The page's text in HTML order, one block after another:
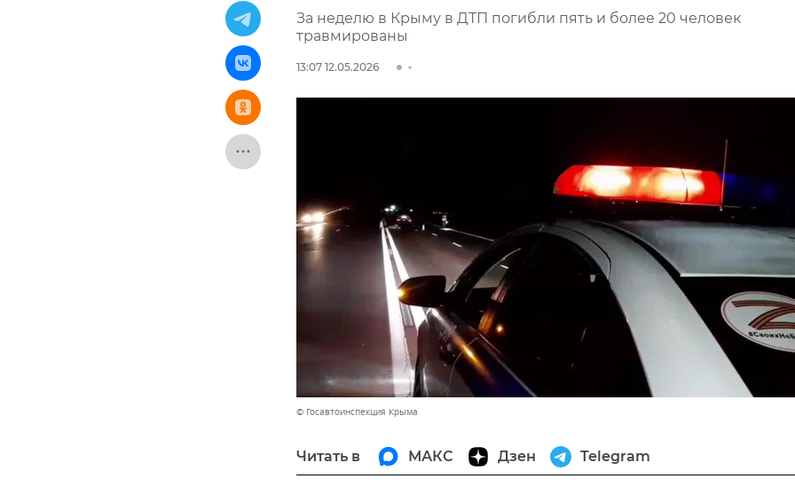
За неделю в Крыму в ДТП погибли пять и более 20 человек
травмированы
13:07 12.05.2026
© Госавтоинспекция Крыма
Читать в МАКС Дзен Telegram